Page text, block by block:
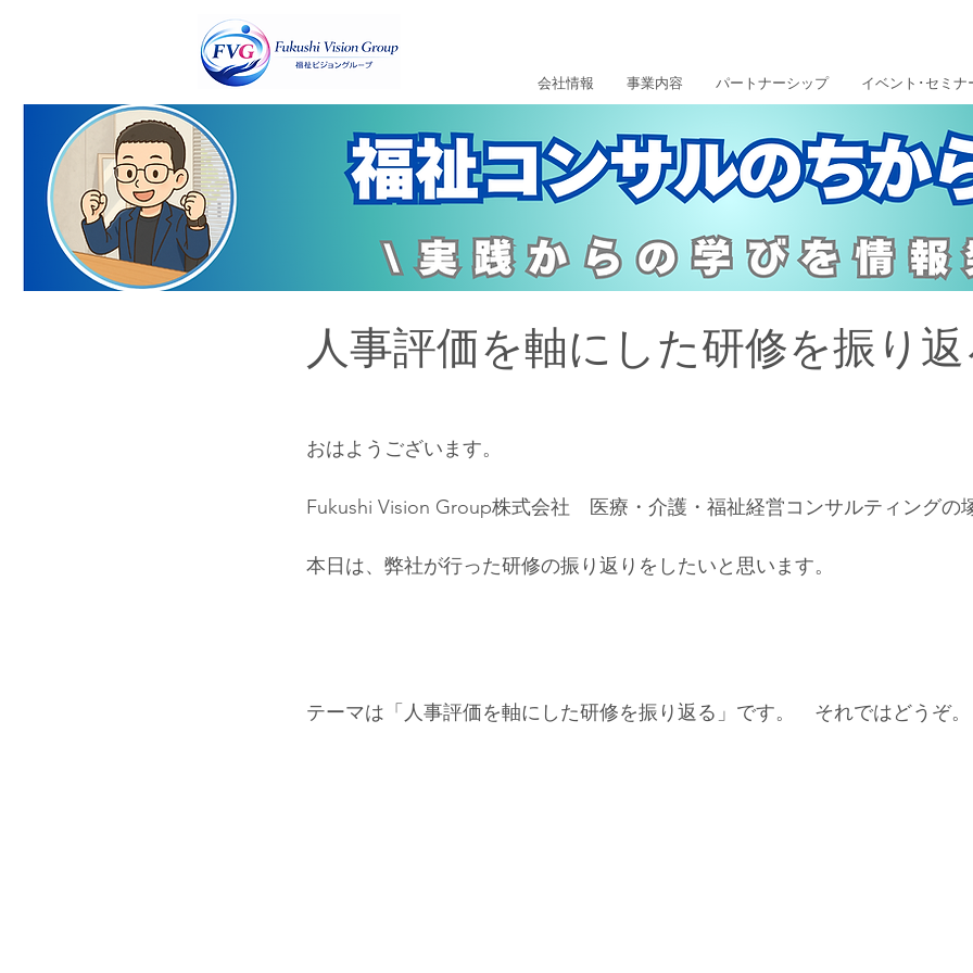
会社情報 事業内容 パートナーシップ イベント･セミナ
人事評価を軸にした研修を振り返
おはようございます。
Fukushi Vision Group株式会社　医療・介護・福祉経営コンサルティングの
本日は、弊社が行った研修の振り返りをしたいと思います。
テーマは「人事評価を軸にした研修を振り返る」です。　それではどうぞ。